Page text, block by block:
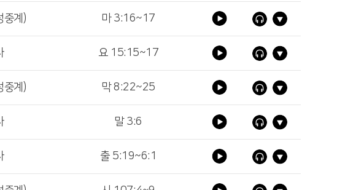
중계) 마 3:16~17
요 15:15~17
중계) 막 8:22~25
말 3:6
출 5:19~6:1